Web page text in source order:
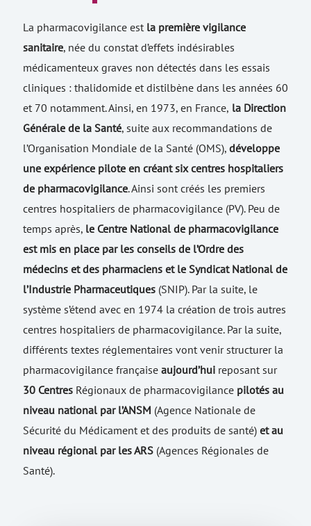
La pharmacovigilance est la première vigilance
sanitaire, née du constat d’effets indésirables
médicamenteux graves non détectés dans les essais
cliniques : thalidomide et distilbène dans les années 60
et 70 notamment. Ainsi, en 1973, en France, la Direction
Générale de la Santé, suite aux recommandations de
l’Organisation Mondiale de la Santé (OMS), développe
une expérience pilote en créant six centres hospitaliers
de pharmacovigilance. Ainsi sont créés les premiers
centres hospitaliers de pharmacovigilance (PV). Peu de
temps après, le Centre National de pharmacovigilance
est mis en place par les conseils de l’Ordre des
médecins et des pharmaciens et le Syndicat National de
l’Industrie Pharmaceutiques(SNIP). Par la suite, le
système s’étend avec en 1974 la création de trois autres
centres hospitaliers de pharmacovigilance. Par la suite,
différents textes réglementaires vont venir structurer la
pharmacovigilance française aujourd’huireposant sur
30 Centres Régionaux de pharmacovigilance pilotés au
niveau national par l’ANSM (Agence Nationale de
Sécurité du Médicament et des produits de santé)et au
niveau régional par les ARS (Agences Régionales de
Santé).